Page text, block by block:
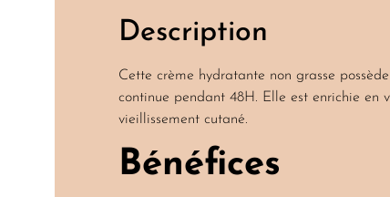
Description
Cette crème hydratante non grasse
continue pendant 48H. Elle est enrichie
vieillissement cutané.
Bénéfices